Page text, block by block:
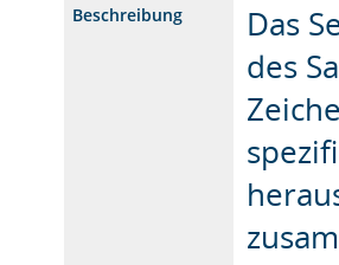
Beschreibung
Das
des